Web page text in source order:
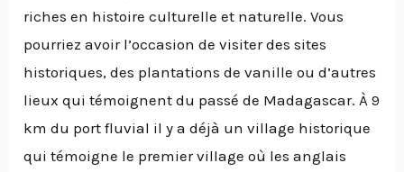
riches en histoire culturelle et naturelle. Vous
pourriez avoir l’occasion de visiter des sites
historiques, des plantations de vanille ou d’autres
lieux qui témoignent du passé de Madagascar. À 9
km du port fluvial il y a déjà un village historique
qui témoigne le premier village où les anglais